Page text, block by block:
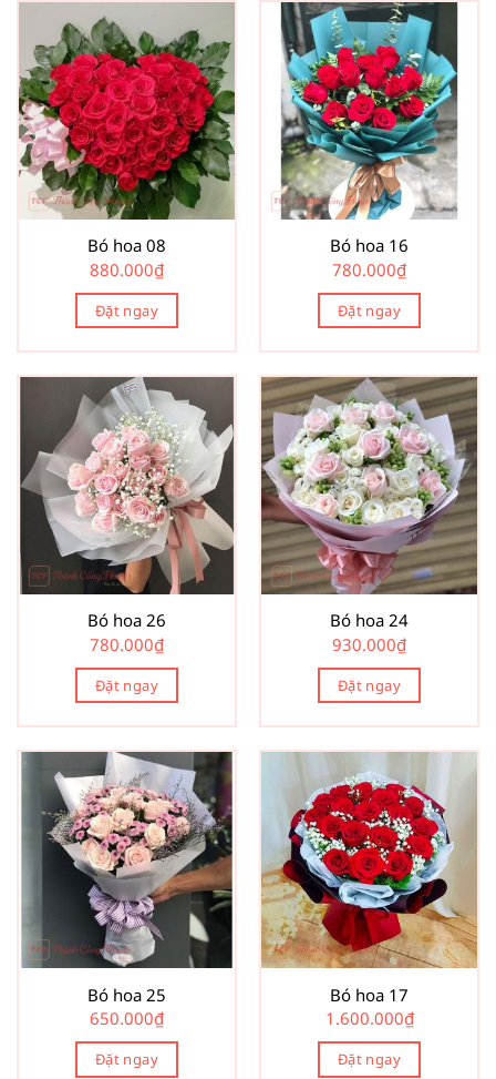
Bó hoa 08
880.000₫
Đặt ngay
Bó hoa 16
780.000₫
Đặt ngay
Bó hoa 26
780.000₫
Đặt ngay
Bó hoa 24
930.000₫
Đặt ngay
Bó hoa 25
650.000₫
Đặt ngay
Bó hoa 17
1.600.000₫
Đặt ngay